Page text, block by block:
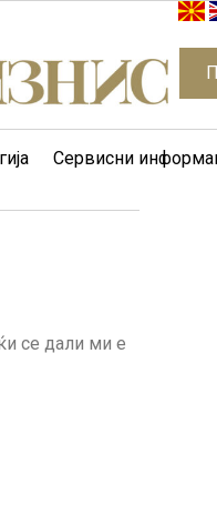
Сервисни
се дали ми е